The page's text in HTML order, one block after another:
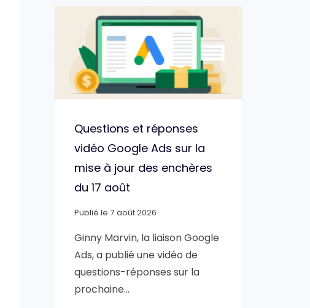
Questions et réponses
vidéo Google Ads sur la
mise à jour des enchères
du 17 août
Publié le 7 août 2026
Ginny Marvin, la liaison Google
Ads, a publié une vidéo de
questions-réponses sur la
prochaine…